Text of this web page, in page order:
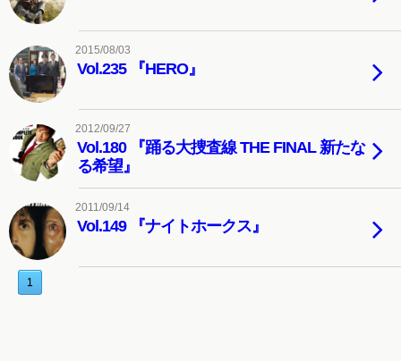
2015/08/03
Vol.235 『HERO』
2012/09/27
Vol.180 『踊る大捜査線 THE FINAL 新たな
る希望』
2011/09/14
Vol.149 『ナイトホークス』
1